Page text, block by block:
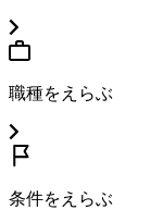
職種をえらぶ
条件をえらぶ